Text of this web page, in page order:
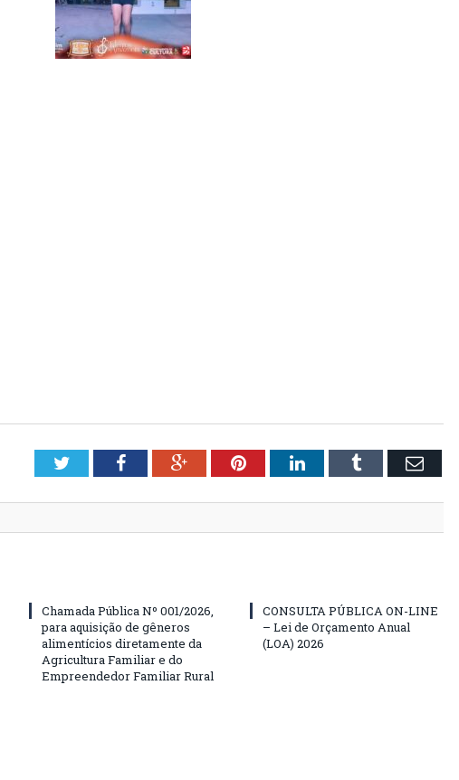
TwitterFacebookGoogle+PinterestLinkedInTumblr Email
Chamada Pública Nº 001/2026,
para aquisição de gêneros
alimentícios diretamente da
Agricultura Familiar e do
Empreendedor Familiar Rural
CONSULTA PÚBLICA ON-LINE
– Lei de Orçamento Anual
(LOA) 2026